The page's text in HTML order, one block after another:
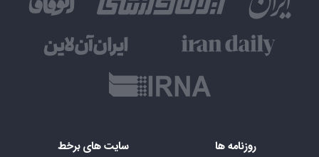
روزنامه ها سایت های برخط